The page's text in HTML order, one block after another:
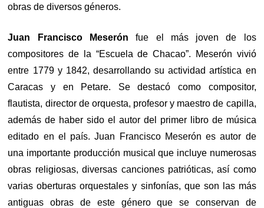
obras de diversos géneros.
Juan Francisco Meserón fue el más joven de los
compositores de la “Escuela de Chacao”. Meserón vivió
entre 1779 y 1842, desarrollando su actividad artística en
Caracas y en Petare. Se destacó como compositor,
flautista, director de orquesta, profesor y maestro de capilla,
además de haber sido el autor del primer libro de música
editado en el país. Juan Francisco Meserón es autor de
una importante producción musical que incluye numerosas
obras religiosas, diversas canciones patrióticas, así como
varias oberturas orquestales y sinfonías, que son las más
antiguas obras de este género que se conservan de